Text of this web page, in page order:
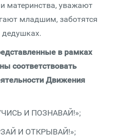
материнства, уважают
младшим, заботятся
дедушках.
в рамках
соответствовать
Движения
И ПОЗНАВАЙ!»;
И ОТКРЫВАЙ!»;